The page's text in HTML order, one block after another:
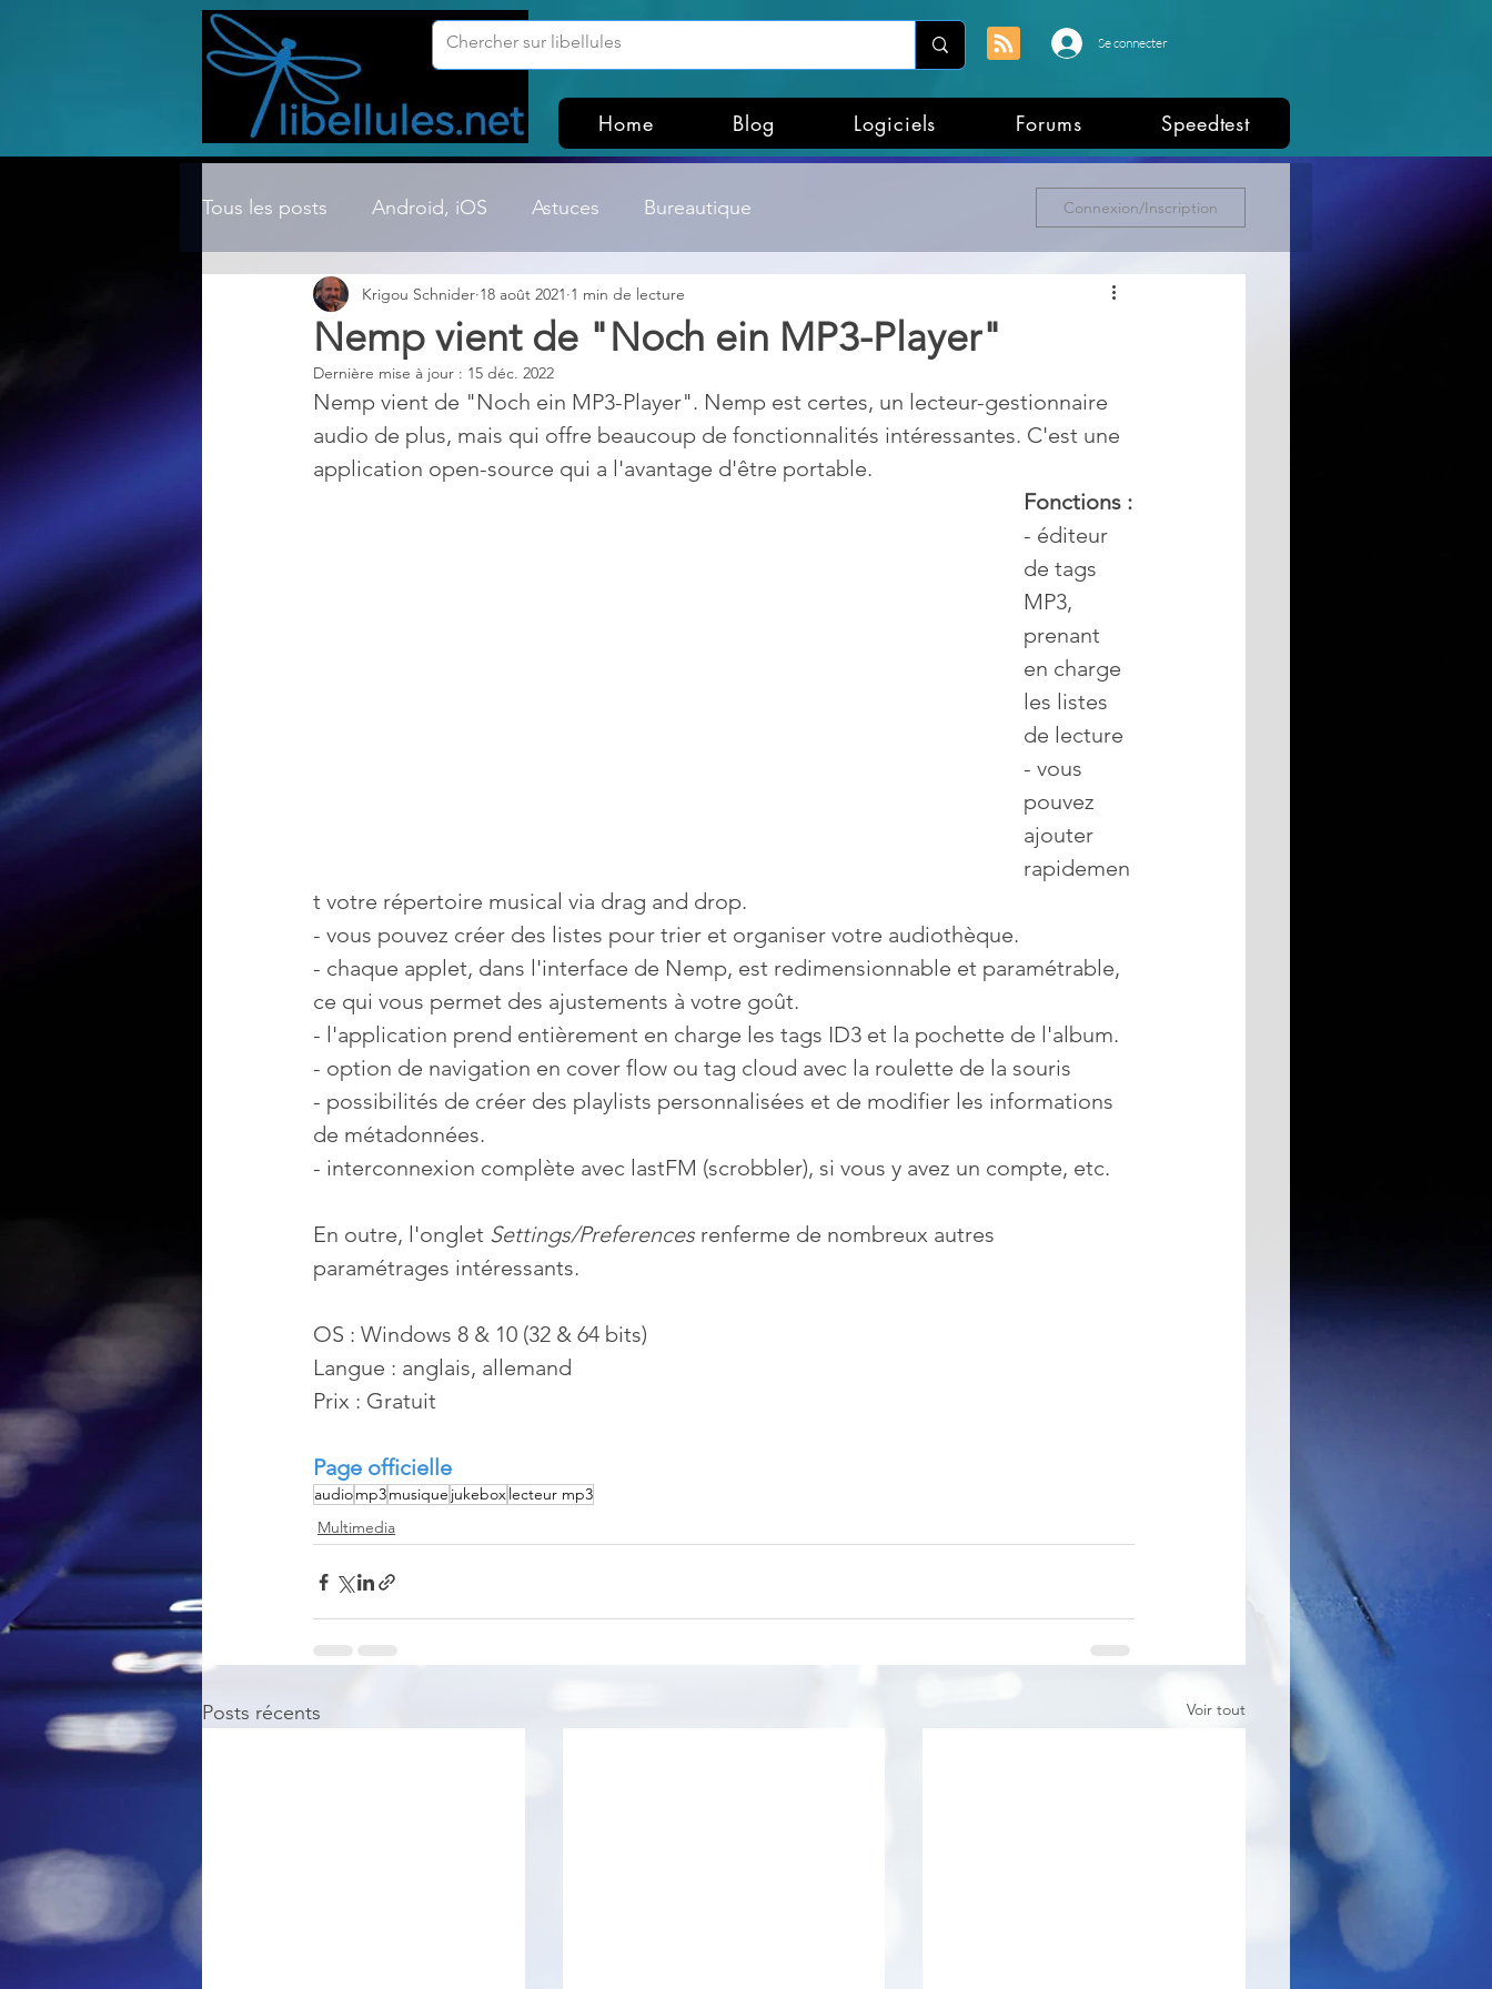
Se connecter
Home Blog Logiciels Forums Speedtest
Tous les posts Android, iOS Astuces Bureautique
Compression ZIP, RAR, etc. Customisation Windows
Dossier Windows Explorateurs de fichiers
Hardware Internet Lightroom & Photoshop Linux
Connexion/Inscription
Nemp vient de "Noch ein MP3-Player"
Krigou Schnider 18 août 2021 1 min de lecture
Dernière mise à jour : 15 déc. 2022
Nemp vient de "Noch ein MP3-Player". Nemp est certes, un lecteur-gestionnaire
audio de plus, mais qui offre beaucoup de fonctionnalités intéressantes. C'est une
application open-source qui a l'avantage d'être portable.
Fonctions :
- éditeur
de tags
MP3,
prenant
en charge
les listes
de lecture
- vous
pouvez
ajouter
rapidemen
t votre répertoire musical via drag and drop.
- vous pouvez créer des listes pour trier et organiser votre audiothèque.
- chaque applet, dans l'interface de Nemp, est redimensionnable et paramétrable,
ce qui vous permet des ajustements à votre goût.
- l'application prend entièrement en charge les tags ID3 et la pochette de l'album.
- option de navigation en cover flow ou tag cloud avec la roulette de la souris
- possibilités de créer des playlists personnalisées et de modifier les informations
de métadonnées.
- interconnexion complète avec lastFM (scrobbler), si vous y avez un compte, etc.
En outre, l'onglet Settings/Preferences renferme de nombreux autres
paramétrages intéressants.
OS : Windows 8 & 10 (32 & 64 bits)
Langue : anglais, allemand
Prix : Gratuit
Page officielle
audiomp3musique jukeboxlecteur mp3
Multimedia
Posts récents Voir tout